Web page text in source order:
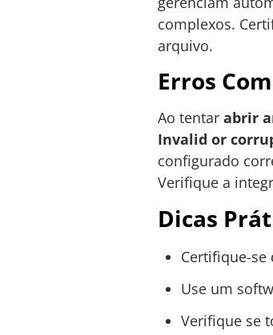
complexos.
arquivo.
Erros
Ao tentar abrir
Invalid or
configurado
Verifique a
Dicas
Certifique-se
Use um
Verifique se